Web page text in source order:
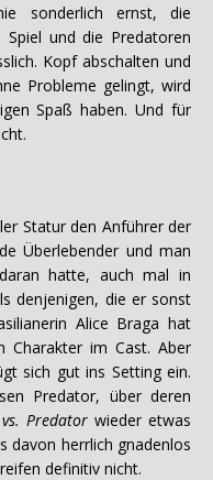
sonderlich ernst, die
und die Predatoren
Kopf abschalten und
Probleme gelingt, wird
Spaß haben. Und für
Statur den Anführer der
Überlebender und man
hatte, auch mal in
denjenigen, die er sonst
Alice Braga hat
Charakter im Cast. Aber
sich gut ins Setting ein.
Predator, über deren
Predator wieder etwas
davon herrlich gnadenlos
definitiv nicht.